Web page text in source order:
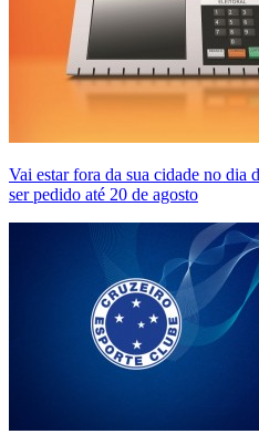
Vai estar fora da sua cidade no dia
ser pedido até 20 de agosto